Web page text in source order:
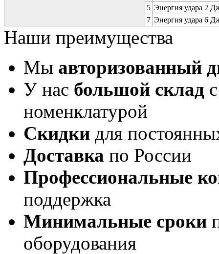
5 Энергия удара 2
7 Энергия удара 6
Наши преимущества
Мы авторизованный
У нас большой склад
номенклатурой
Скидки для
Доставка по России
Профессиональные
поддержка
Минимальные сроки
оборудования